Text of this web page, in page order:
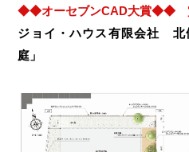
◆◆オーセブンCAD大賞◆◆
ジョイ・ハウス有限会社
庭」